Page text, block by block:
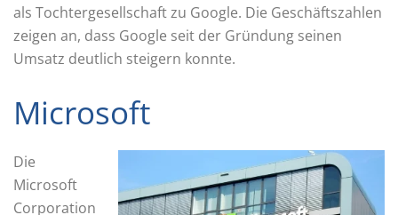
als Tochtergesellschaft zu Google. Die Geschäftszahlen
zeigen an, dass Google seit der Gründung seinen
Umsatz deutlich steigern konnte.
Microsoft
Die
Microsoft
Corporation